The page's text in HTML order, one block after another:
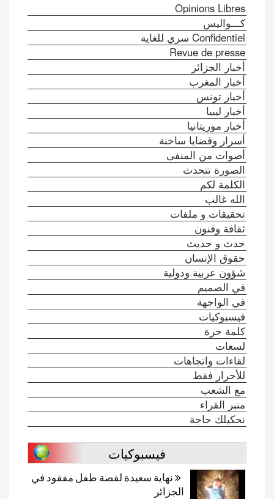
Opinions Libres
كـــواليس
Confidentiel سري للغاية
Revue de presse
أخبار الجزائر
أخبار المغرب
أخبار تونس
أخبار ليبيا
أخبار موريتانيا
أسرار وقضايا ساخنة
أصوات من المنفى
الصورة تتحدث
الكلمة لكم
الله غالب
تحقيقات و ملفات
ثقافة وفنون
حدث و حديث
حقوق الإنسان
شؤون عربية ودولية
في الصميم
في الواجهة
فيسبوكيات
كلمة حرة
لسعات
لقاءات واتجاهات
للأحرار فقط
مع الشعب
منبر القراء
نحكيلك حاجة
فيسبوكيات
نهاية سعيدة لقصة طفل مفقود في
الجزائر